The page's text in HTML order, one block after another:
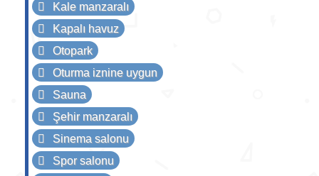
Kale manzaralı
Kapalı havuz
Otopark
Oturma iznine uygun
Sauna
Şehir manzaralı
Sinema salonu
Spor salonu